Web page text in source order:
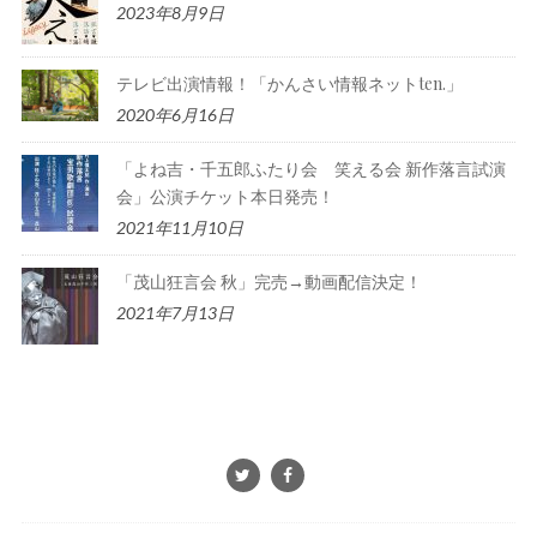
2023年8月9日
テレビ出演情報！「かんさい情報ネットten.」
2020年6月16日
「よね吉・千五郎ふたり会 笑える会 新作落言試演
会」公演チケット本日発売！
2021年11月10日
「茂山狂言会 秋」完売→動画配信決定！
2021年7月13日